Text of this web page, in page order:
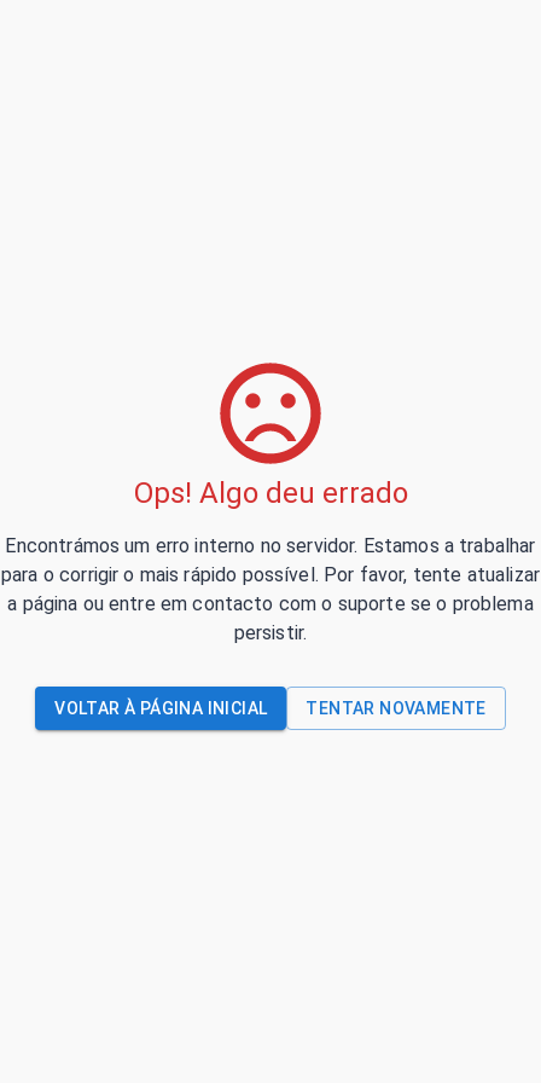
Ops! Algo deu errado
Encontrámos um erro interno no servidor. Estamos a trabalhar
para o corrigir o mais rápido possível. Por favor, tente atualizar
a página ou entre em contacto com o suporte se o problema
persistir.
VOLTAR À PÁGINA INICIAL TENTAR NOVAMENTE